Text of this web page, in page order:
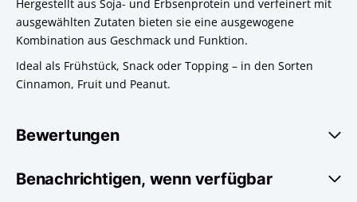
Hergestellt aus Soja- und Erbsenprotein und verfeinert mit
ausgewählten Zutaten bieten sie eine ausgewogene
Kombination aus Geschmack und Funktion.
Ideal als Frühstück, Snack oder Topping – in den Sorten
Cinnamon, Fruit und Peanut.
Bewertungen
Benachrichtigen, wenn verfügbar